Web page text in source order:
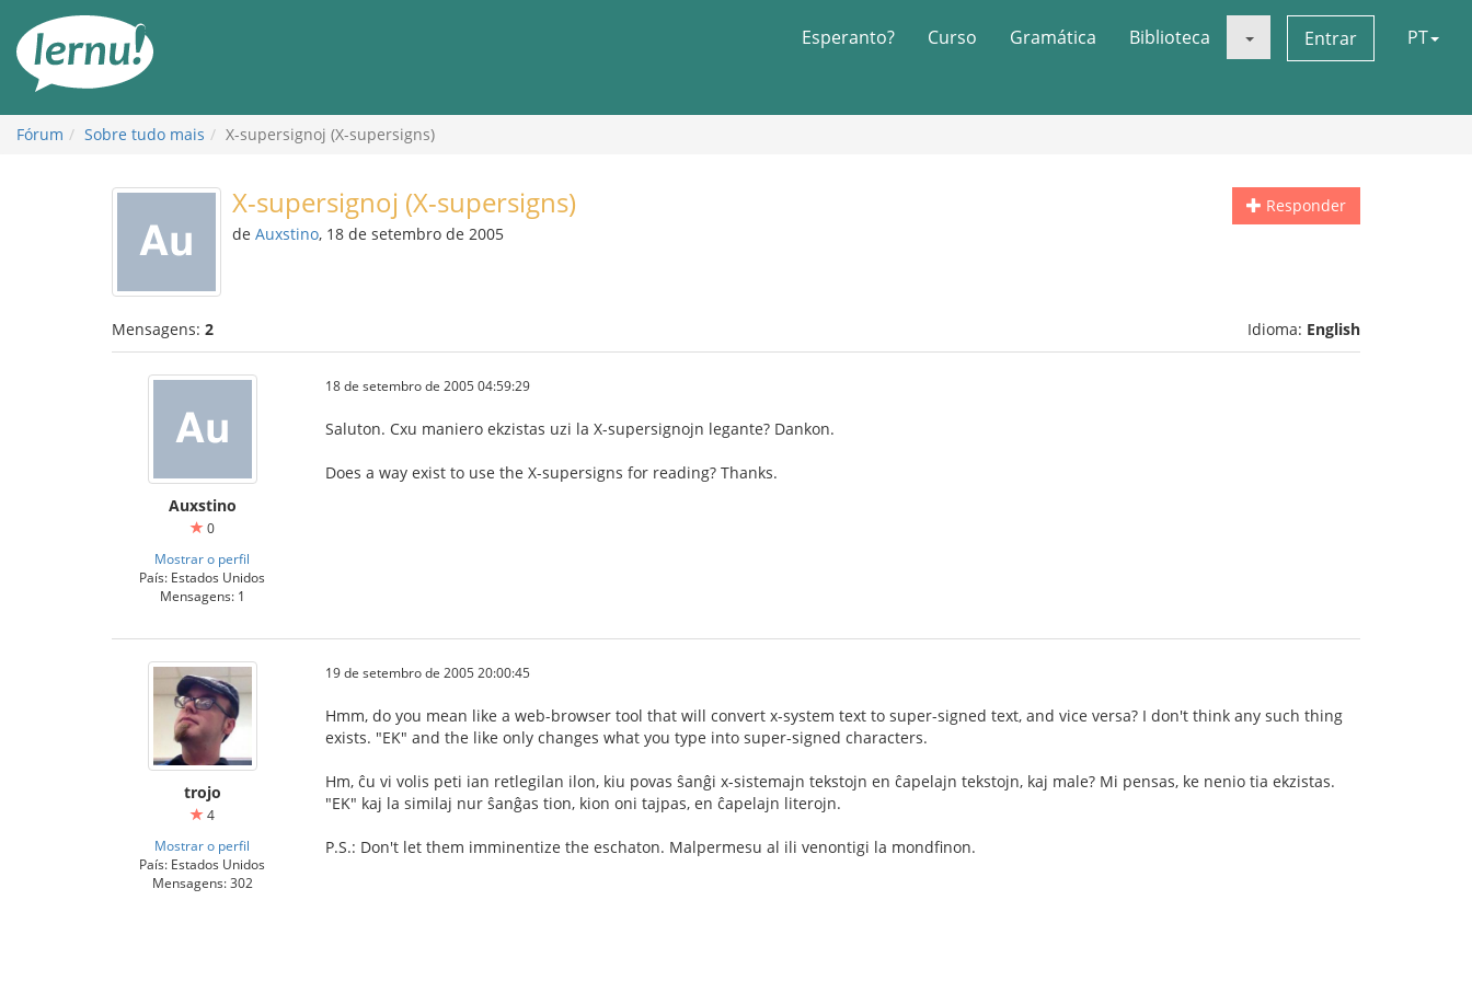
conteúdo
Esperanto? Curso Gramática Biblioteca Entrar PT
Fórum Sobre tudo mais X-supersignoj (X-supersigns)
Responder
X-supersignoj (X-supersigns)
de Auxstino, 18 de setembro de 2005
Mensagens: 2 Idioma: English
Auxstino
0
Mostrar o perfil
País: Estados Unidos
Mensagens: 1
18 de setembro de 2005 04:59:29
Saluton. Cxu maniero ekzistas uzi la X-supersignojn legante? Dankon.
Does a way exist to use the X-supersigns for reading? Thanks.
trojo
4
Mostrar o perfil
País: Estados Unidos
Mensagens: 302
19 de setembro de 2005 20:00:45
Hmm, do you mean like a web-browser tool that will convert x-system text to super-signed text, and vice versa? I don't think any such thing
exists. "EK" and the like only changes what you type into super-signed characters.
Hm, ĉu vi volis peti ian retlegilan ilon, kiu povas ŝanĝi x-sistemajn tekstojn en ĉapelajn tekstojn, kaj male? Mi pensas, ke nenio tia ekzistas.
"EK" kaj la similaj nur ŝanĝas tion, kion oni tajpas, en ĉapelajn literojn.
P.S.: Don't let them imminentize the eschaton. Malpermesu al ili venontigi la mondfinon.